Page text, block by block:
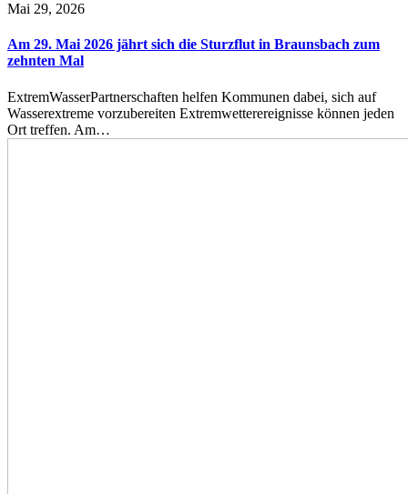
Mai 29, 2026
Am 29. Mai 2026 jährt sich die Sturzflut in Braunsbach zum
zehnten Mal
ExtremWasserPartnerschaften helfen Kommunen dabei, sich auf
Wasserextreme vorzubereiten Extremwetterereignisse können jeden
Ort treffen. Am…